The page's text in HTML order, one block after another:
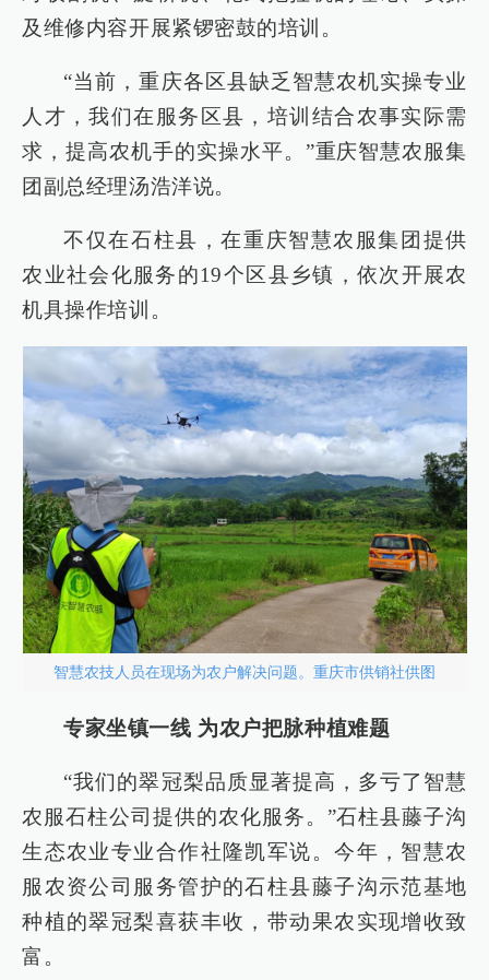
及维修内容开展紧锣密鼓的培训。
“当前，重庆各区县缺乏智慧农机实操专业
人才，我们在服务区县，培训结合农事实际需
求，提高农机手的实操水平。”重庆智慧农服集
团副总经理汤浩洋说。
不仅在石柱县，在重庆智慧农服集团提供
农业社会化服务的19个区县乡镇，依次开展农
机具操作培训。
智慧农技人员在现场为农户解决问题。重庆市供销社供图
专家坐镇一线 为农户把脉种植难题
“我们的翠冠梨品质显著提高，多亏了智慧
农服石柱公司提供的农化服务。”石柱县藤子沟
生态农业专业合作社隆凯军说。今年，智慧农
服农资公司服务管护的石柱县藤子沟示范基地
种植的翠冠梨喜获丰收，带动果农实现增收致
富。